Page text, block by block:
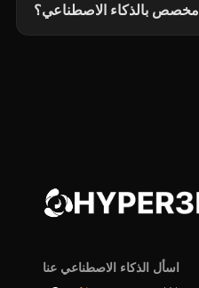
مخصص بالذكاء الاصطناعي؟
اسأل الذكاء الاصطناعي عنا